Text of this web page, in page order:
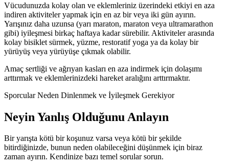
Vücudunuzda kolay olan ve eklemleriniz üzerindeki etkiyi en aza
indiren aktiviteler yapmak için en az bir veya iki gün ayırın.
Yarışınız daha uzunsa (yarı maraton, maraton veya ultramarathon
gibi) iyileşmesi birkaç haftaya kadar sürebilir. Aktiviteler arasında
kolay bisiklet sürmek, yüzme, restoratif yoga ya da kolay bir
yürüyüş veya yürüyüşe çıkmak olabilir.
Amaç sertliği ve ağrıyan kasları en aza indirmek için dolaşımı
arttırmak ve eklemlerinizdeki hareket aralığını arttırmaktır.
Sporcular Neden Dinlenmek ve İyileşmek Gerekiyor
Neyin Yanlış Olduğunu Anlayın
Bir yarışta kötü bir koşunuz varsa veya kötü bir şekilde
bitirdiğinizde, bunun neden olabileceğini düşünmek için biraz
zaman ayırın. Kendinize bazı temel sorular sorun.